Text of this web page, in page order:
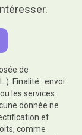
de
Finalité : envoi
les services.
donnée ne
et
comme